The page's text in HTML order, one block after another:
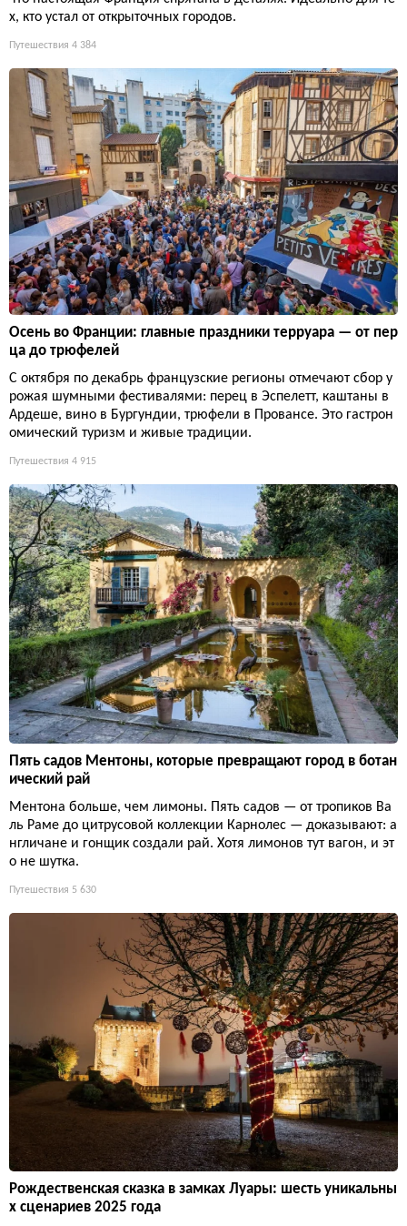
х, кто устал от открыточных городов.
Путешествия 4 384
Осень во Франции: главные праздники терруара — от пер
ца до трюфелей
С октября по декабрь французские регионы отмечают сбор у
рожая шумными фестивалями: перец в Эспелетт, каштаны в
Ардеше, вино в Бургундии, трюфели в Провансе. Это гастрон
омический туризм и живые традиции.
Путешествия 4 915
Пять садов Ментоны, которые превращают город в ботан
ический рай
Ментона больше, чем лимоны. Пять садов — от тропиков Ва
ль Раме до цитрусовой коллекции Карнолес — доказывают: а
нгличане и гонщик создали рай. Хотя лимонов тут вагон, и эт
о не шутка.
Путешествия 5 630
Рождественская сказка в замках Луары: шесть уникальны
х сценариев 2025 года